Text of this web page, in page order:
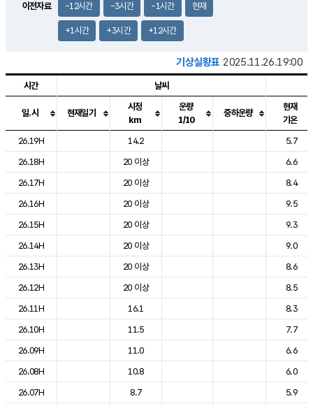
이전자료 -12시간 -3시간 -1시간 현재
+1시간 +3시간 +12시간
기상실황표 2025.11.26.19:00
도시별 기상실황표로 지점, 날씨, 기온, 강수, 바람, 기압등을 안내한 표입
시간 날씨
일.시 현재일기
시정
km
운량
1/10
중하운량
현재
기온
26.19H
14.2
5.7
26.18H
20 이상
6.6
26.17H
20 이상
8.4
26.16H
20 이상
9.5
26.15H
20 이상
9.3
26.14H
20 이상
9.0
26.13H
20 이상
8.6
26.12H
20 이상
8.5
26.11H
16.1
8.3
26.10H
11.5
7.7
26.09H
11.0
6.6
26.08H
10.8
6.0
26.07H
8.7
5.9